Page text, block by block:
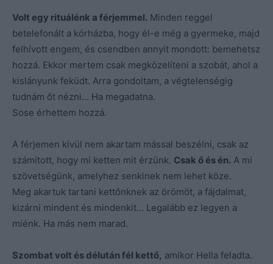
Volt egy rituálénk a férjemmel. Minden reggel
betelefonált a kórházba, hogy él-e még a gyermeke, majd
felhívott engem, és csendben annyit mondott: bemehetsz
hozzá. Ekkor mertem csak megközelíteni a szobát, ahol a
kislányunk feküdt. Arra gondoltam, a végtelenségig
tudnám őt nézni… Ha megadatna.
Sose érhettem hozzá.
A férjemen kívül nem akartam mással beszélni, csak az
számított, hogy mi ketten mit érzünk. Csak ő és én. A mi
szövetségünk, amelyhez senkinek nem lehet köze.
Meg akartuk tartani kettőnknek az örömöt, a fájdalmat,
kizárni mindent és mindenkit… Legalább ez legyen a
miénk. Ha más nem marad.
Szombat volt és délután fél kettő, amikor Hella feladta.